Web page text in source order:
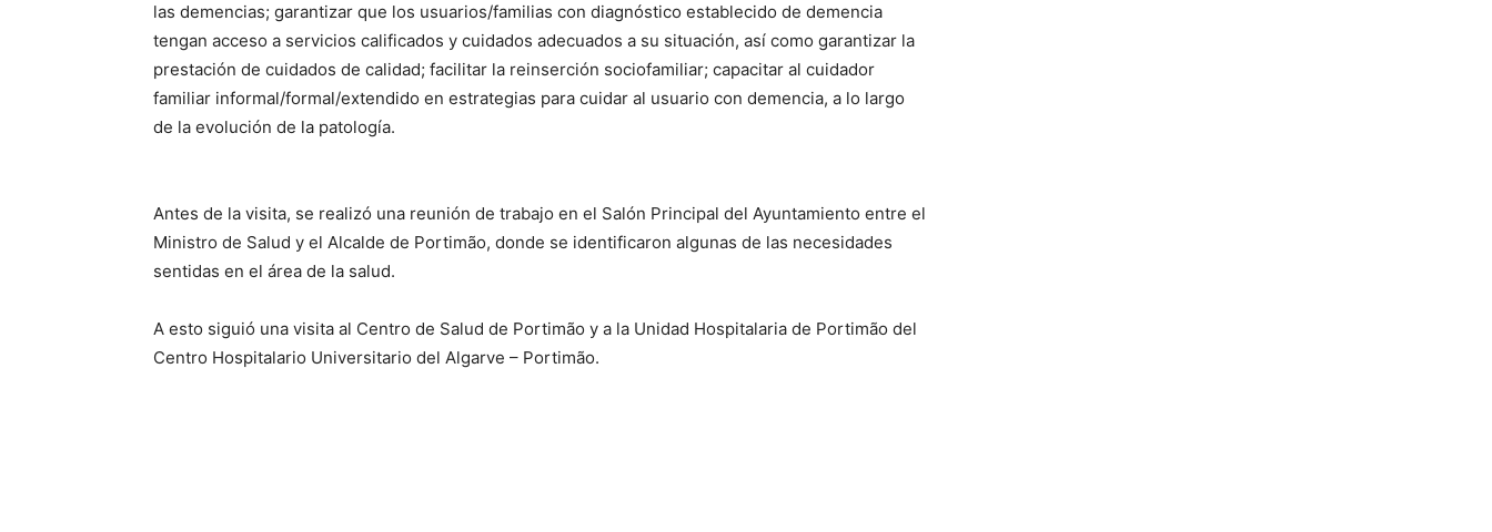
las demencias; garantizar que los usuarios/familias con diagnóstico establecido de demencia
tengan acceso a servicios calificados y cuidados adecuados a su situación, así como garantizar la
prestación de cuidados de calidad; facilitar la reinserción sociofamiliar; capacitar al cuidador
familiar informal/formal/extendido en estrategias para cuidar al usuario con demencia, a lo largo
de la evolución de la patología.
Antes de la visita, se realizó una reunión de trabajo en el Salón Principal del Ayuntamiento entre el
Ministro de Salud y el Alcalde de Portimão, donde se identificaron algunas de las necesidades
sentidas en el área de la salud.
A esto siguió una visita al Centro de Salud de Portimão y a la Unidad Hospitalaria de Portimão del
Centro Hospitalario Universitario del Algarve – Portimão.